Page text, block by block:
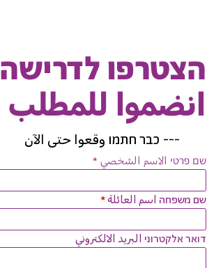
הצטרפו לדרישה
انضموا للمطلب
כבר חתמו وقعوا حتى الآن ---
שם פרטי الاسم الشخصي
שם משפחה اسم العائلة
דואר אלקטרוני البريد الالكتروني